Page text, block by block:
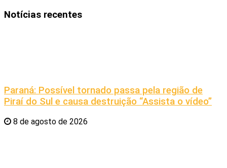
Notícias recentes
Paraná: Possível tornado passa pela região de
Piraí do Sul e causa destruição “Assista o vídeo”
8 de agosto de 2026